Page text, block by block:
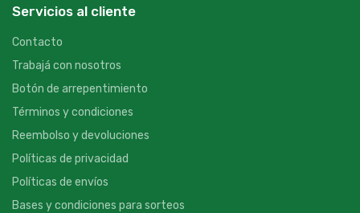
Servicios al cliente
Contacto
Trabajá con nosotros
Botón de arrepentimiento
Términos y condiciones
Reembolso y devoluciones
Políticas de privacidad
Políticas de envíos
Bases y condiciones para sorteos